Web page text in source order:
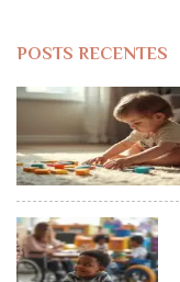
POSTS RECENTES